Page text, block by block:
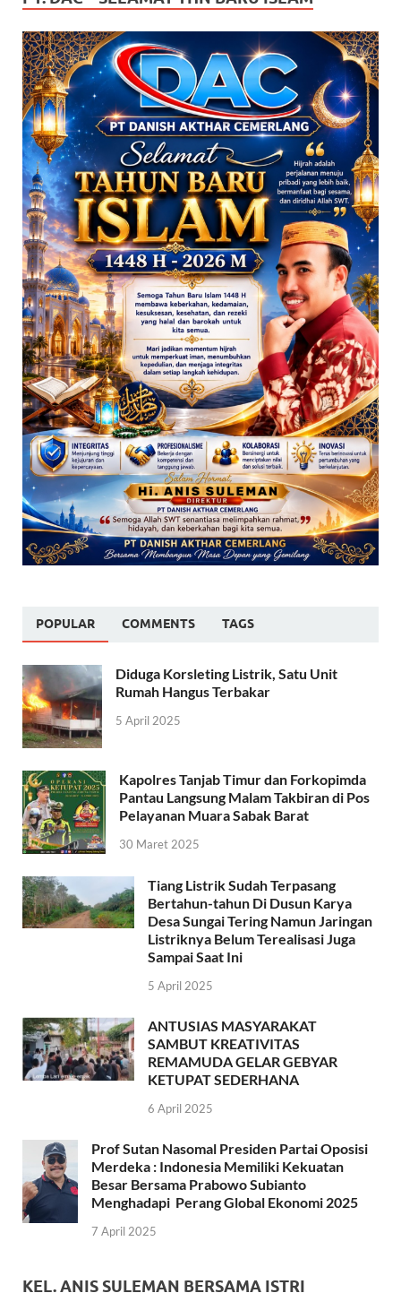
POPULAR COMMENTS TAGS
Diduga Korsleting Listrik, Satu Unit
Rumah Hangus Terbakar
5 April 2025
Kapolres Tanjab Timur dan Forkopimda
Pantau Langsung Malam Takbiran di Pos
Pelayanan Muara Sabak Barat
30 Maret 2025
Tiang Listrik Sudah Terpasang
Bertahun-tahun Di Dusun Karya
Desa Sungai Tering Namun Jaringan
Listriknya Belum Terealisasi Juga
Sampai Saat Ini
5 April 2025
ANTUSIAS MASYARAKAT
SAMBUT KREATIVITAS
REMAMUDA GELAR GEBYAR
KETUPAT SEDERHANA
6 April 2025
Prof Sutan Nasomal Presiden Partai Oposisi
Merdeka : Indonesia Memiliki Kekuatan
Besar Bersama Prabowo Subianto
Menghadapi Perang Global Ekonomi 2025
7 April 2025
KEL. ANIS SULEMAN BERSAMA ISTRI